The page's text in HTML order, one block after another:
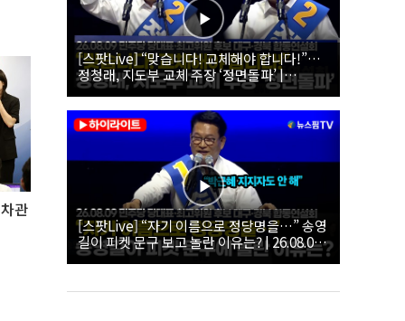
관
[스팟Live] “맞습니다! 교체해야 합니다!”…
정청래, 지도부 교체 주장 ‘정면돌파’ |
26.08.09 더불어민주당 당대표·최고위원 후
보 대구·경북 합동연설회
[스팟Live] “자기 이름으로 정당명을…” 송영
길이 피켓 문구 보고 놀란 이유는? | 26.08.09
더불어민주당 당대표·최고위원 후보 대구·경